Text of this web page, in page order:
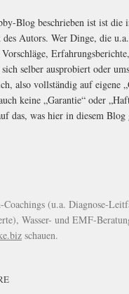
Blog beschrieben ist ist die
Autors. Wer Dinge, die
selber ausprobiert oder
also vollständig auf eigene
keine „Garantie“ oder
das, was hier in diesem Blog
(u.a. Diagnose-
Wasser- und EMF-
schauen.